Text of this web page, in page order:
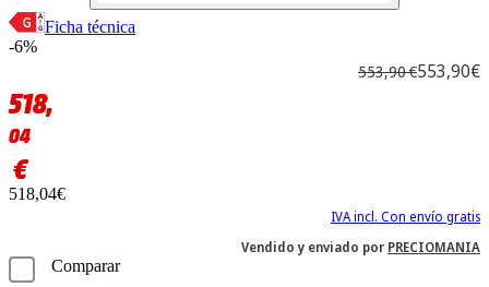
Ficha técnica
-6%
553,90 €553,90€
518,
04
€
518,04€
IVA incl. Con envío gratis
Vendido y enviado por PRECIOMANIA
Comparar